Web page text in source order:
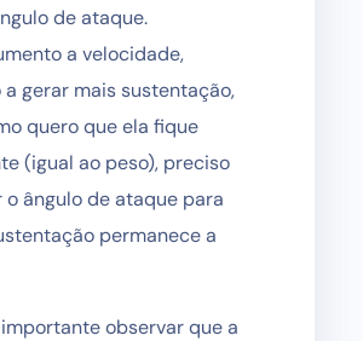
de ataque.
a velocidade,
gerar mais sustentação,
quero que ela fique
(igual ao peso), preciso
ângulo de ataque para
permanece a
observar que a